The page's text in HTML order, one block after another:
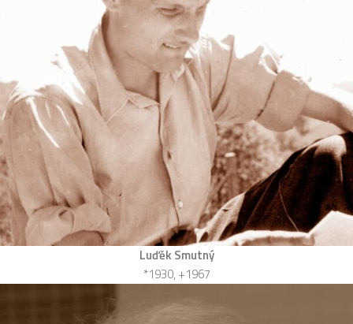
Luďěk Smutný
*1930, +1967